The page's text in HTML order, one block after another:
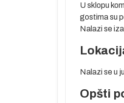
U sklopu
gostima su
Nalazi se
Nalazi se u
Opšti